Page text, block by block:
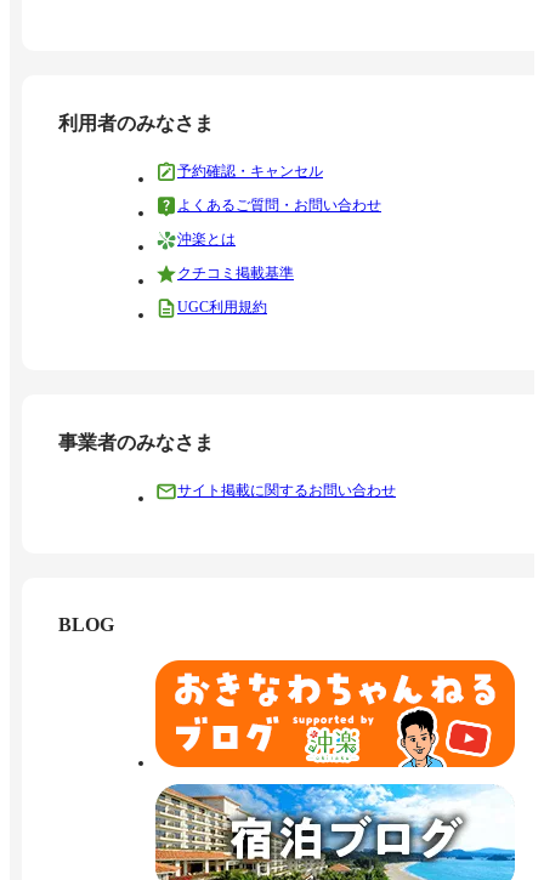
利用者のみなさま
予約確認・キャンセル
よくあるご質問・お問い合わせ
沖楽とは
クチコミ掲載基準
UGC利用規約
事業者のみなさま
サイト掲載に関するお問い合わせ
BLOG